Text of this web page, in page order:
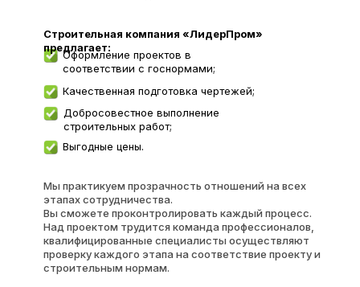
Оформление проектов в
соответствии с госнормами;
Качественная подготовка чертежей;
Выгодные цены.
Добросовестное выполнение
строительных работ;
Мы практикуем прозрачность отношений на всех
этапах сотрудничества.
Вы сможете проконтролировать каждый процесс.
Над проектом трудится команда профессионалов,
квалифицированные специалисты осуществляют
проверку каждого этапа на соответствие проекту и
строительным нормам.
Строительная компания «ЛидерПром»
предлагает: